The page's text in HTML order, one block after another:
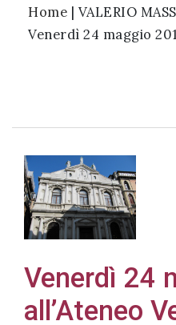
Home | VALERIO
Venerdì 24 maggio
Venerdì 24
all’Ateneo
cultura
Acconsento